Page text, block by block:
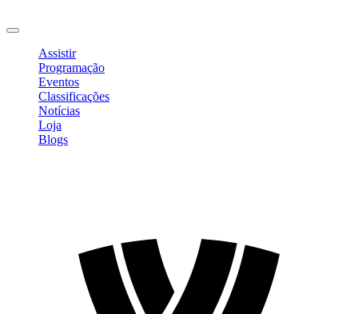
Assistir
Programação
Eventos
Classificações
Notícias
Loja
Blogs